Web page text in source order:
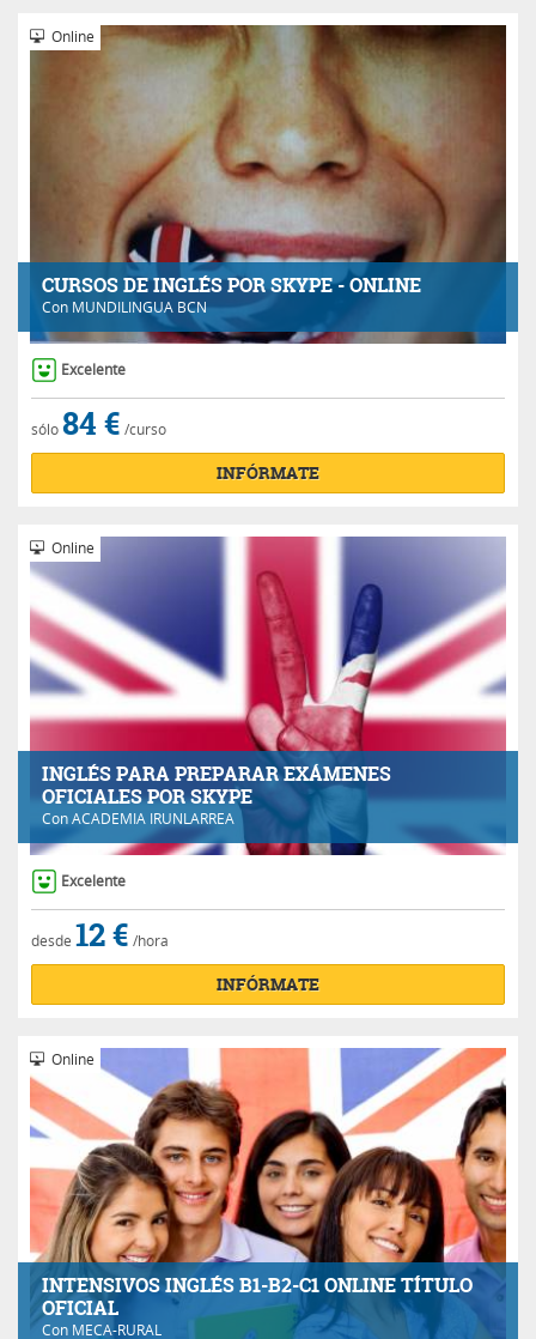
CURSOS DE INGLÉS POR SKYPE - ONLINE
Con MUNDILINGUA BCN
Online
Excelente
sólo84 € /curso
INFÓRMATE
INGLÉS PARA PREPARAR EXÁMENES
OFICIALES POR SKYPE
ConACADEMIA IRUNLARREA
Online
Excelente
desde 12 € /hora
INFÓRMATE
INTENSIVOS INGLÉS B1-B2-C1 ONLINE TÍTULO
OFICIAL
Con MECA-RURAL
Online